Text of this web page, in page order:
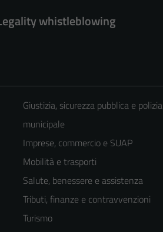
whistleblowing
Giustizia, sicurezza pubblica e polizia
municipale
Imprese, commercio e SUAP
Mobilità e trasporti
Salute, benessere e assistenza
Tributi, finanze e contravvenzioni
Turismo